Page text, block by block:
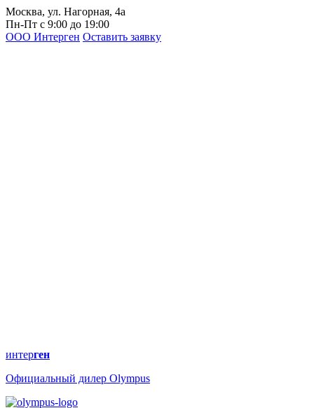
Москва, ул. Нагорная, 4а
Пн-Пт с 9:00 до 19:00
ООО Интерген Оставить заявку
интерген
Официальный дилер Olympus